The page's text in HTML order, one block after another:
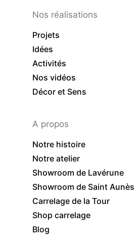
Nos réalisations
Projets
Idées
Activités
Nos vidéos
Décor et Sens
A propos
Notre histoire
Notre atelier
Showroom de Lavérune
Showroom de Saint Aunès
Carrelage de la Tour
Shop carrelage
Blog